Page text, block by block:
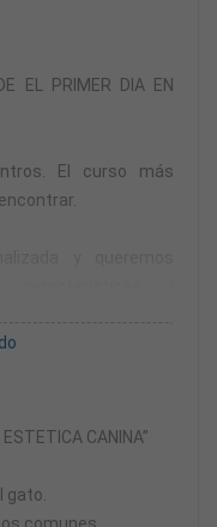
EL PRIMER DIA EN
El curso más
a tu domicilio o
CANINA”
gato.